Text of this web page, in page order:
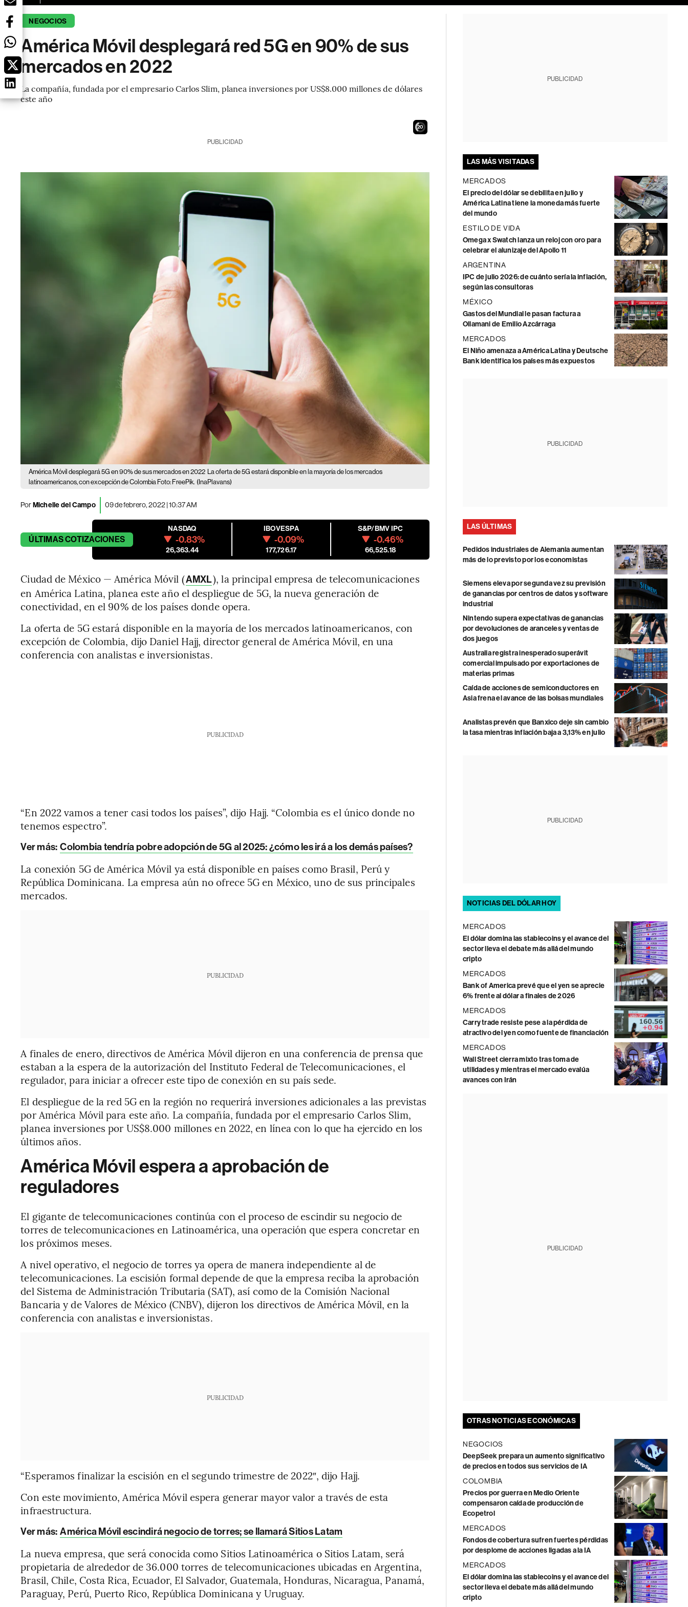
NEGOCIOS
América Móvil desplegará red 5G en 90% de sus
mercados en 2022
La compañía, fundada por el empresario Carlos Slim, planea inversiones por US$8.000 millones de dólares
este año
19
PUBLICIDAD
América Móvil desplegará 5G en 90% de sus mercados en 2022
La oferta de 5G estará disponible en la mayoría de los mercados
latinoamericanos, con excepción de Colombia Foto: FreePik. (InaPlavans)
PorMichelle del Campo 09 de febrero, 2022 | 10:37 AM
ÚLTIMASCOTIZACIONES
NASDAQ
-0.83%
26,363.44
IBOVESPA
-0.09%
177,726.17
S&P/BMV IPC
-0.46%
66,525.18
Ciudad de México — América Móvil (AMXL), la principal empresa de telecomunicaciones
en América Latina, planea este año el despliegue de 5G, la nueva generación de
conectividad, en el 90% de los países donde opera.
La oferta de 5G estará disponible en la mayoría de los mercados latinoamericanos, con
excepción de Colombia, dijo Daniel Hajj, director general de América Móvil, en una
conferencia con analistas e inversionistas.
PUBLICIDAD
“En 2022 vamos a tener casi todos los países”, dijo Hajj. “Colombia es el único donde no
tenemos espectro”.
Ver más: Colombia tendría pobre adopción de 5G al 2025: ¿cómo les irá a los demás países?
La conexión 5G de América Móvil ya está disponible en países como Brasil, Perú y
República Dominicana. La empresa aún no ofrece 5G en México, uno de sus principales
mercados.
PUBLICIDAD
A finales de enero, directivos de América Móvil dijeron en una conferencia de prensa que
estaban a la espera de la autorización del Instituto Federal de Telecomunicaciones, el
regulador, para iniciar a ofrecer este tipo de conexión en su país sede.
El despliegue de la red 5G en la región no requerirá inversiones adicionales a las previstas
por América Móvil para este año. La compañía, fundada por el empresario Carlos Slim,
planea inversiones por US$8.000 millones en 2022, en línea con lo que ha ejercido en los
últimos años.
América Móvil espera a aprobación de
reguladores
El gigante de telecomunicaciones continúa con el proceso de escindir su negocio de
torres de telecomunicaciones en Latinoamérica, una operación que espera concretar en
los próximos meses.
A nivel operativo, el negocio de torres ya opera de manera independiente al de
telecomunicaciones. La escisión formal depende de que la empresa reciba la aprobación
del Sistema de Administración Tributaria (SAT), así como de la Comisión Nacional
Bancaria y de Valores de México (CNBV), dijeron los directivos de América Móvil, en la
conferencia con analistas e inversionistas.
PUBLICIDAD
“Esperamos finalizar la escisión en el segundo trimestre de 2022″, dijo Hajj.
Con este movimiento, América Móvil espera generar mayor valor a través de esta
infraestructura.
Ver más: América Móvil escindirá negocio de torres; se llamará Sitios Latam
La nueva empresa, que será conocida como Sitios Latinoamérica o Sitios Latam, será
propietaria de alrededor de 36.000 torres de telecomunicaciones ubicadas en Argentina,
Brasil, Chile, Costa Rica, Ecuador, El Salvador, Guatemala, Honduras, Nicaragua, Panamá,
Paraguay, Perú, Puerto Rico, República Dominicana y Uruguay.
PUBLICIDAD
LAS MÁS VISITADAS
MERCADOS
El precio del dólar se debilita en julio y
América Latina tiene la moneda más fuerte
del mundo
ESTILO DE VIDA
Omega x Swatch lanza un reloj con oro para
celebrar el alunizaje del Apollo 11
ARGENTINA
IPC de julio 2026: de cuánto sería la inflación,
según las consultoras
MÉXICO
Gastos del Mundial le pasan factura a
Ollamani de Emilio Azcárraga
MERCADOS
El Niño amenaza a América Latina y Deutsche
Bank identifica los países más expuestos
PUBLICIDAD
LAS ÚLTIMAS
Pedidos industriales de Alemania aumentan
más de lo previsto por los economistas
Siemens eleva por segunda vez su previsión
de ganancias por centros de datos y software
industrial
Nintendo supera expectativas de ganancias
por devoluciones de aranceles y ventas de
dos juegos
Australia registra inesperado superávit
comercial impulsado por exportaciones de
materias primas
Caída de acciones de semiconductores en
Asia frena el avance de las bolsas mundiales
Analistas prevén que Banxico deje sin cambio
la tasa mientras inflación baja a 3,13% en julio
PUBLICIDAD
NOTICIAS DEL DÓLAR HOY
MERCADOS
El dólar domina las stablecoins y el avance del
sector lleva el debate más allá del mundo
cripto
MERCADOS
Bank of America prevé que el yen se aprecie
6% frente al dólar a finales de 2026
MERCADOS
Carry trade resiste pese a la pérdida de
atractivo del yen como fuente de financiación
MERCADOS
Wall Street cierra mixto tras toma de
utilidades y mientras el mercado evalúa
avances con Irán
PUBLICIDAD
OTRAS NOTICIAS ECONÓMICAS
NEGOCIOS
DeepSeek prepara un aumento significativo
de precios en todos sus servicios de IA
COLOMBIA
Precios por guerra en Medio Oriente
compensaron caída de producción de
Ecopetrol
MERCADOS
Fondos de cobertura sufren fuertes pérdidas
por desplome de acciones ligadas a la IA
MERCADOS
El dólar domina las stablecoins y el avance del
sector lleva el debate más allá del mundo
cripto